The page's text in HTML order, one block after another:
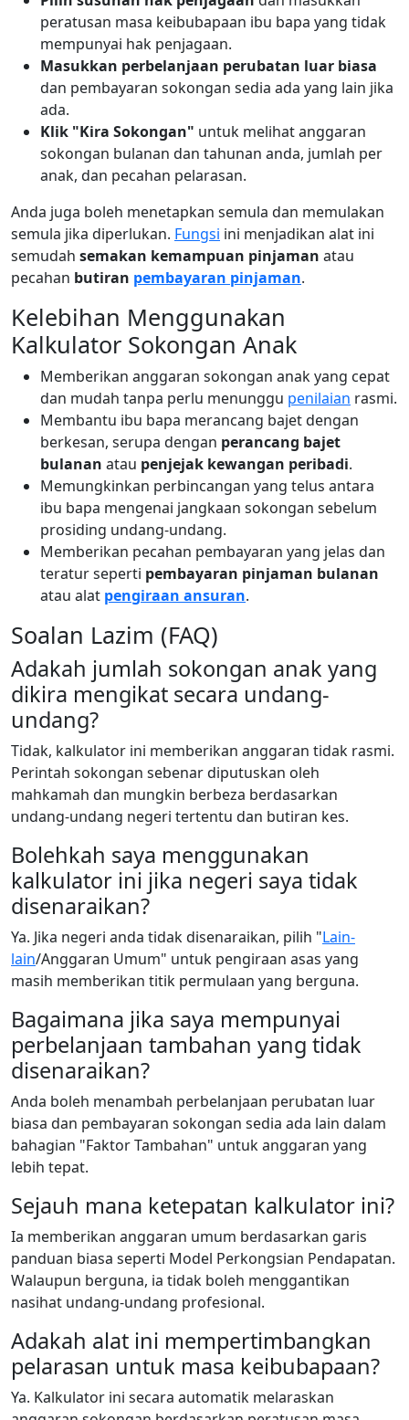
peratusan masa keibubapaan ibu bapa yang tidak
mempunyai hak penjagaan.
Masukkan perbelanjaan perubatan luar biasa
dan pembayaran sokongan sedia ada yang lain jika
ada.
Klik "Kira Sokongan" untuk melihat anggaran
sokongan bulanan dan tahunan anda, jumlah per
anak, dan pecahan pelarasan.
Anda juga boleh menetapkan semula dan memulakan
semula jika diperlukan. Fungsi ini menjadikan alat ini
semudah semakan kemampuan pinjaman atau
pecahan butiran pembayaran pinjaman.
Kelebihan Menggunakan
Kalkulator Sokongan Anak
Memberikan anggaran sokongan anak yang cepat
dan mudah tanpa perlu menunggu penilaian rasmi.
Membantu ibu bapa merancang bajet dengan
berkesan, serupa dengan perancang bajet
bulanan atau penjejak kewangan peribadi.
Memungkinkan perbincangan yang telus antara
ibu bapa mengenai jangkaan sokongan sebelum
prosiding undang-undang.
Memberikan pecahan pembayaran yang jelas dan
teratur seperti pembayaran pinjaman bulanan
atau alat pengiraan ansuran.
Soalan Lazim (FAQ)
Adakah jumlah sokongan anak yang
dikira mengikat secara undang-
undang?
Tidak, kalkulator ini memberikan anggaran tidak rasmi.
Perintah sokongan sebenar diputuskan oleh
mahkamah dan mungkin berbeza berdasarkan
undang-undang negeri tertentu dan butiran kes.
Bolehkah saya menggunakan
kalkulator ini jika negeri saya tidak
disenaraikan?
Ya. Jika negeri anda tidak disenaraikan, pilih "Lain-
lain/Anggaran Umum" untuk pengiraan asas yang
masih memberikan titik permulaan yang berguna.
Bagaimana jika saya mempunyai
perbelanjaan tambahan yang tidak
disenaraikan?
Anda boleh menambah perbelanjaan perubatan luar
biasa dan pembayaran sokongan sedia ada lain dalam
bahagian "Faktor Tambahan" untuk anggaran yang
lebih tepat.
Sejauh mana ketepatan kalkulator ini?
Ia memberikan anggaran umum berdasarkan garis
panduan biasa seperti Model Perkongsian Pendapatan.
Walaupun berguna, ia tidak boleh menggantikan
nasihat undang-undang profesional.
Adakah alat ini mempertimbangkan
pelarasan untuk masa keibubapaan?
Ya. Kalkulator ini secara automatik melaraskan